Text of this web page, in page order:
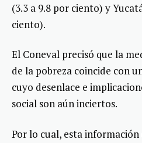
(3.3 a 9.8 por ciento) y
ciento).
El Coneval precisó que la
de la pobreza coincide con
cuyo desenlace e
social son aún inciertos.
Por lo cual, esta